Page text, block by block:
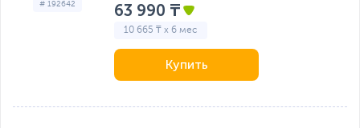
# 192642 63 990 ₸
10 665 ₸ x 6 мес
Купить